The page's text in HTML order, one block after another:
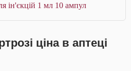
ін'єкцій 1 мл 10 ампул
ціна в аптеці